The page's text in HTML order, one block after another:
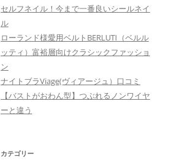
セルフネイル！今まで一番良いシールネイ
ル
ローランド様愛用ベルトBERLUTI（ベルル
ッティ）富裕層向けクラシックファッショ
ン
ナイトブラViage(ヴィアージュ）口コミ
【バストがおわん型】つぶれるノンワイヤ
ーと違う
カテゴリー